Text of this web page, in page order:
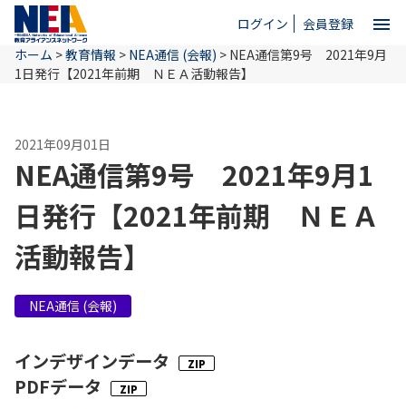
ログイン 会員登録 menu
ホーム
NEAとは
教育情報
お問い合わせ
ホーム >教育情報 > NEA通信 (会報) > NEA通信第9号 2021年9月
1日発行【2021年前期 ＮＥＡ活動報告】
2021年09月01日
NEA通信第9号 2021年9月1
日発行【2021年前期 ＮＥＡ
活動報告】
NEA通信 (会報)
インデザインデータ
PDFデータ